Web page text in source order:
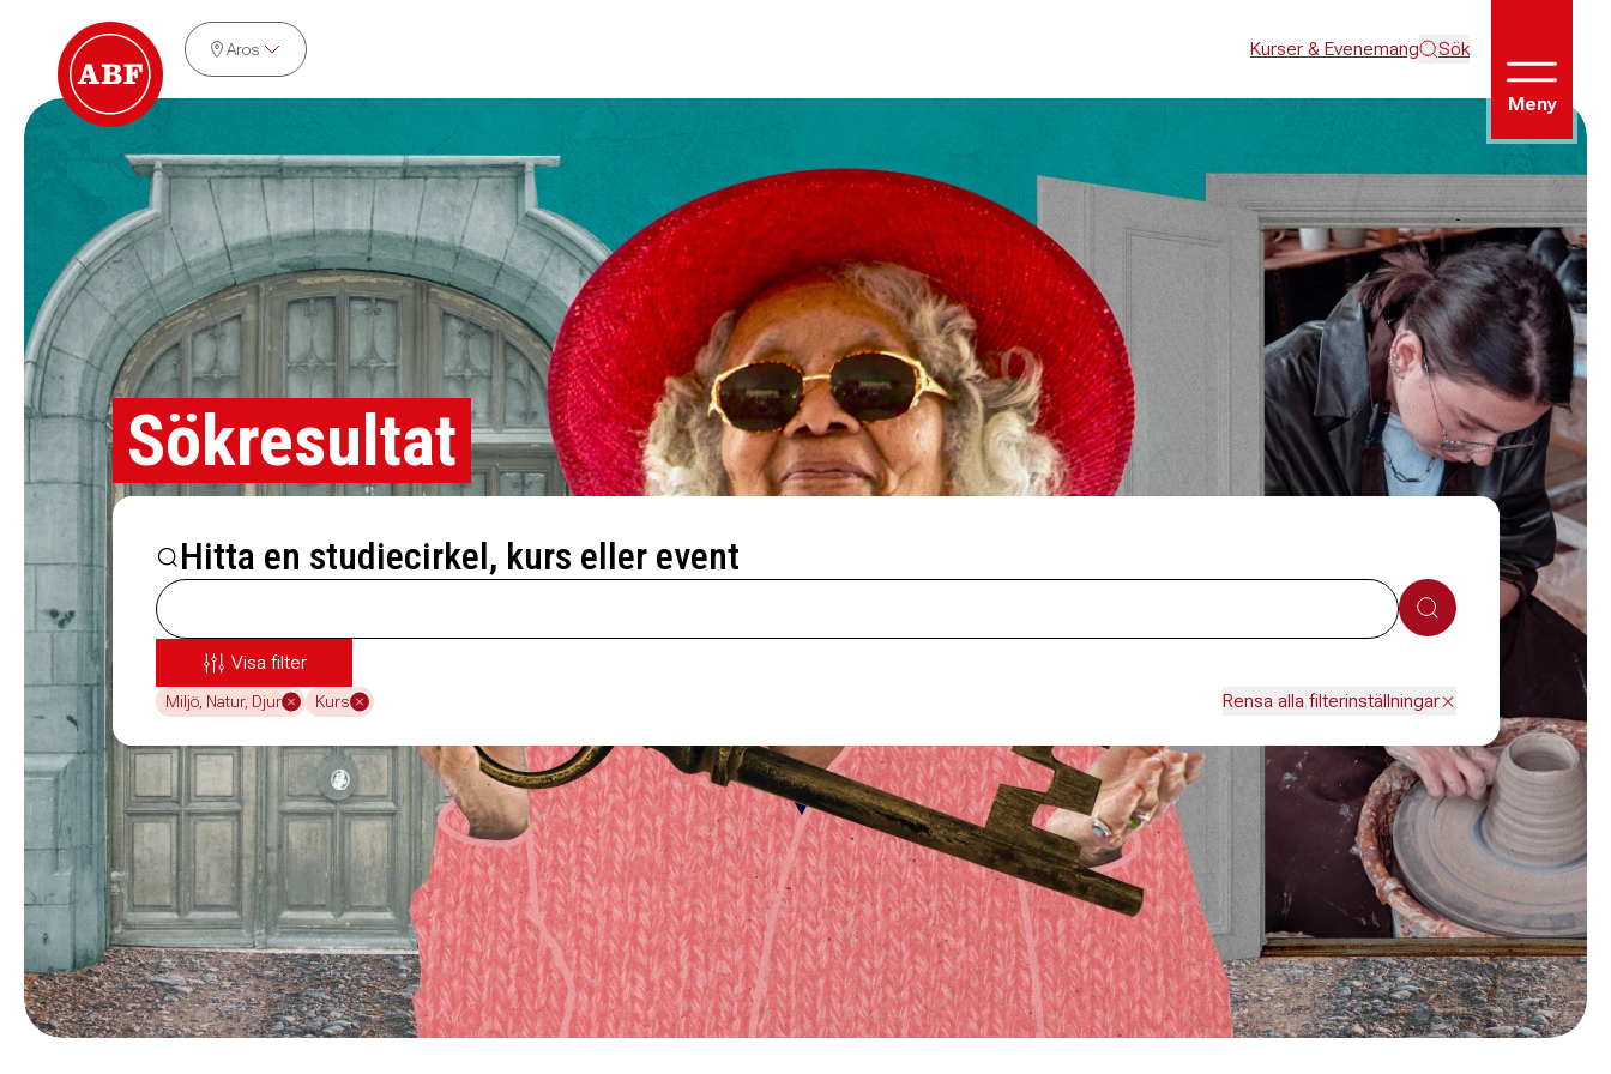
Aros Kurser & Evenemang Sök
Meny
Sökresultat
Hitta en studiecirkel, kurs eller event
Sök
Visa filter
Miljö, Natur, Djur Kurs Rensa alla filterinställningar